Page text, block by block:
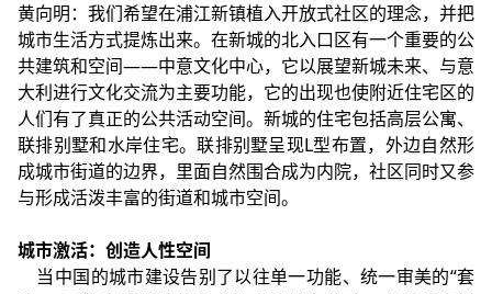
黄向明：我们希望在浦江新镇植入开放式社区的理念，并把
城市生活方式提炼出来。在新城的北入口区有一个重要的公
共建筑和空间——中意文化中心，它以展望新城未来、与意
大利进行文化交流为主要功能，它的出现也使附近住宅区的
人们有了真正的公共活动空间。新城的住宅包括高层公寓、
联排别墅和水岸住宅。联排别墅呈现L型布置，外边自然形
成城市街道的边界，里面自然围合成为内院，社区同时又参
与形成活泼丰富的街道和城市空间。
城市激活：创造人性空间
当中国的城市建设告别了以往单一功能、统一审美的“套